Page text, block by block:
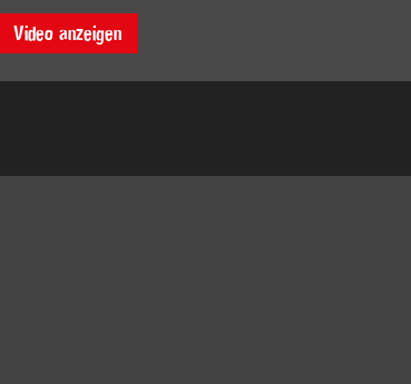
Video anzeigen